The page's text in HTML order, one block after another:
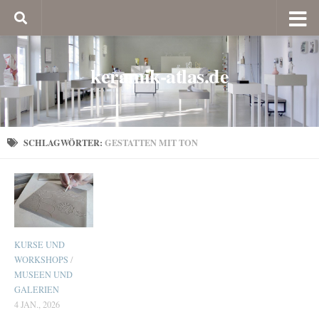
keramik-atlas.de
SCHLAGWÖRTER: GESTATTEN MIT TON
KURSE UND
WORKSHOPS /
MUSEEN UND
GALERIEN
4 JAN., 2026